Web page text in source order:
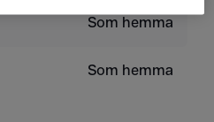
Som hemma
Som hemma